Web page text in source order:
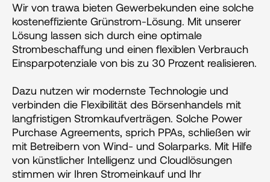
Wir von trawa bieten Gewerbekunden eine solche
kosteneffiziente Grünstrom-Lösung. Mit unserer
Lösung lassen sich durch eine optimale
Strombeschaffung und einen flexiblen Verbrauch
Einsparpotenziale von bis zu 30 Prozent realisieren.
Dazu nutzen wir modernste Technologie und
verbinden die Flexibilität des Börsenhandels mit
langfristigen Stromkaufverträgen. Solche Power
Purchase Agreements, sprich PPAs, schließen wir
mit Betreibern von Wind- und Solarparks. Mit Hilfe
von künstlicher Intelligenz und Cloudlösungen
stimmen wir Ihren Stromeinkauf und Ihr